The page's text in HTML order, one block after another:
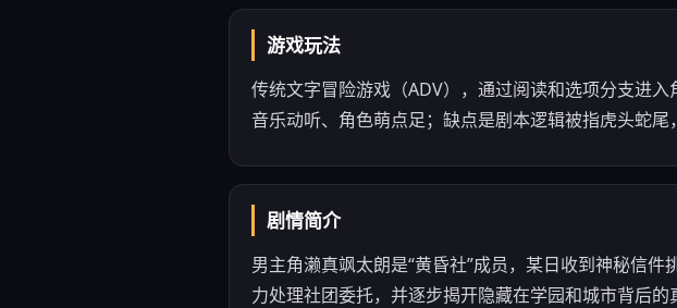
游戏玩法
传统文字冒险游戏（ADV），通过阅读和选项分支进
音乐动听、角色萌点足；缺点是剧本逻辑被指虎头蛇尾
剧情简介
男主角濑真飒太朗是“黄昏社”成员，某日收到神秘信
力处理社团委托，并逐步揭开隐藏在学园和城市背后的